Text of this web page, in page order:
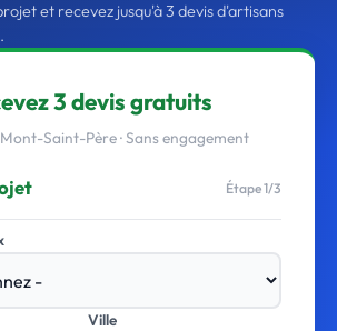
et recevez jusqu'à 3 devis d'artisans
3 devis gratuits
Saint-Père · Sans engagement
Étape 1/3
Ville